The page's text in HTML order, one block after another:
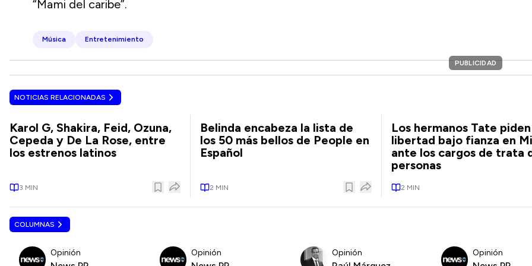
“Mami del caribe”.
Música Entretenimiento
PUBLICIDAD
NOTICIAS RELACIONADAS
Karol G, Shakira, Feid, Ozuna,
Cepeda y De La Rose, entre
los estrenos latinos
3 MIN
Belinda encabeza la lista de
los 50 más bellos de People en
Español
2 MIN
Los hermanos Tate piden
libertad bajo fianza en
ante los cargos de trata
personas
2 MIN
COLUMNAS
Opinión Opinión Opinión Opinión